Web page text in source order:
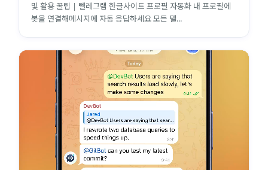
및 활용 꿀팁 | 텔레그램 한글사이트 프로필 자동화 내 프로필에
봇을 연결해메시지에 자동 응답하세요 모든 텔...